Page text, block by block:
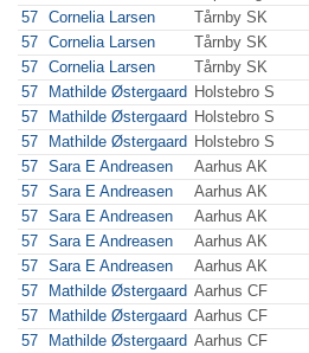
57 Cornelia Larsen Tårnby SK
57 Cornelia Larsen Tårnby SK
57 Cornelia Larsen Tårnby SK
57
Mathilde Østergaard Holstebro S
57
Mathilde Østergaard Holstebro S
57
Mathilde Østergaard Holstebro S
57 Sara E Andreasen Aarhus AK
57 Sara E Andreasen Aarhus AK
57 Sara E Andreasen Aarhus AK
57 Sara E Andreasen Aarhus AK
57 Sara E Andreasen Aarhus AK
57
Mathilde Østergaard Aarhus CF
57
Mathilde Østergaard Aarhus CF
57
Mathilde Østergaard Aarhus CF